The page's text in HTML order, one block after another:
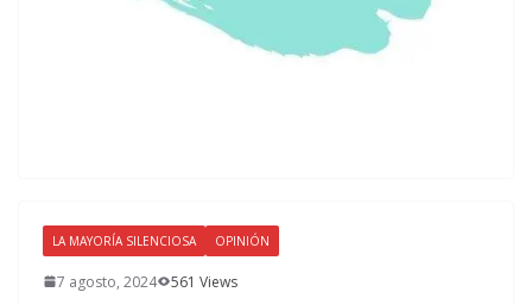
LA MAYORÍA SILENCIOSA OPINIÓN
7 agosto, 2024 561 Views